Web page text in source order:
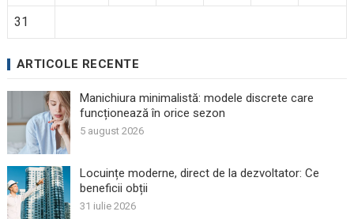
31
ARTICOLE RECENTE
Manichiura minimalistă: modele discrete care
funcționează în orice sezon
5 august 2026
Locuințe moderne, direct de la dezvoltator: Ce
beneficii obții
31 iulie 2026